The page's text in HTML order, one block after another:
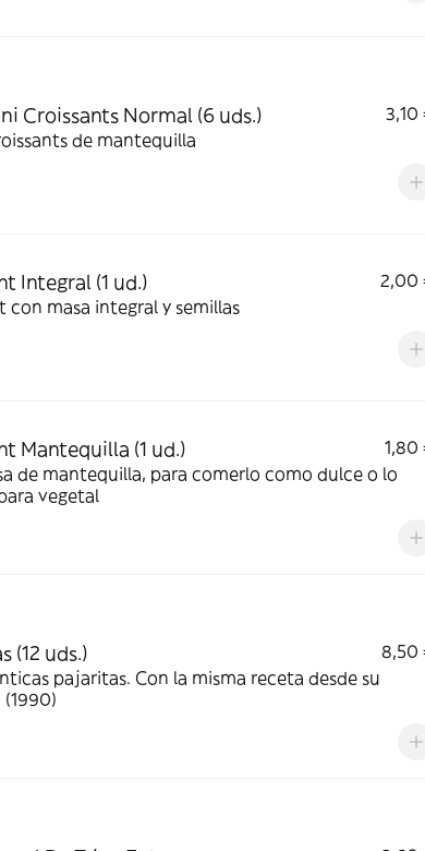
Croissants Normal (6 uds.)
3,10
de mantequilla
Integral (1 ud.)
2,00
con masa integral y semillas
Mantequilla (1 ud.)
1,80
de mantequilla, para comerlo como dulce o lo
vegetal
(12 uds.)
8,50
pajaritas. Con la misma receta desde su